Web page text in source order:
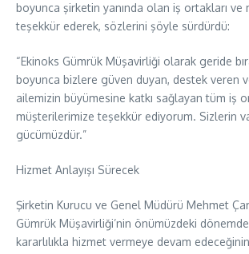
boyunca şirketin yanında olan iş ortakları ve
teşekkür ederek, sözlerini şöyle sürdürdü:
“Ekinoks Gümrük Müşavirliği olarak geride
boyunca bizlere güven duyan, destek veren
ailemizin büyümesine katkı sağlayan tüm iş
müşterilerimize teşekkür ediyorum. Sizlerin
gücümüzdür.”
Hizmet Anlayışı Sürecek
Şirketin Kurucu ve Genel Müdürü Mehmet
Gümrük Müşavirliği’nin önümüzdeki dönemde
kararlılıkla hizmet vermeye devam edeceğinin